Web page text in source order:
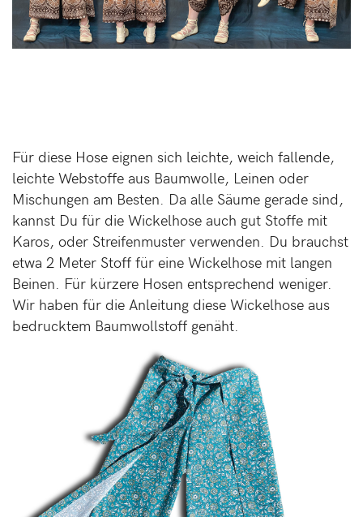
Für diese Hose eignen sich leichte, weich fallende,
leichte Webstoffe aus Baumwolle, Leinen oder
Mischungen am Besten. Da alle Säume gerade sind,
kannst Du für die Wickelhose auch gut Stoffe mit
Karos, oder Streifenmuster verwenden. Du brauchst
etwa 2 Meter Stoff für eine Wickelhose mit langen
Beinen. Für kürzere Hosen entsprechend weniger.
Wir haben für die Anleitung diese Wickelhose aus
bedrucktem Baumwollstoff genäht.